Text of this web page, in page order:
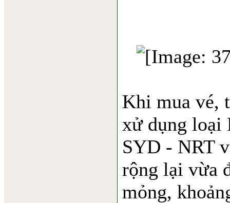
Khi mua vé,
xử dụng loại
SYD - NRT
rộng lại vừa
mỏng,